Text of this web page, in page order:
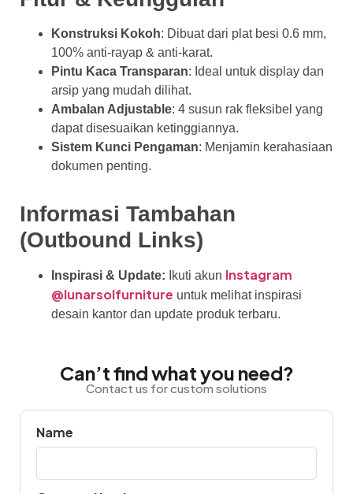
Konstruksi Kokoh: Dibuat dari plat besi 0.6 mm,
100% anti-rayap & anti-karat.
Pintu Kaca Transparan: Ideal untuk display dan
arsip yang mudah dilihat.
Ambalan Adjustable: 4 susun rak fleksibel yang
dapat disesuaikan ketinggiannya.
Sistem Kunci Pengaman: Menjamin kerahasiaan
dokumen penting.
Informasi Tambahan
(Outbound Links)
Inspirasi & Update: Ikuti akun Instagram
@lunarsolfurniture untuk melihat inspirasi
desain kantor dan update produk terbaru.
Can’t find what you need?
Contact us for custom solutions
Name